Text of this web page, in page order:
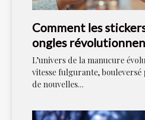
Comment les
ongles
manucure moderne ?
L’univers de la manucure
vitesse fulgurante, bouleversé
de nouvelles...